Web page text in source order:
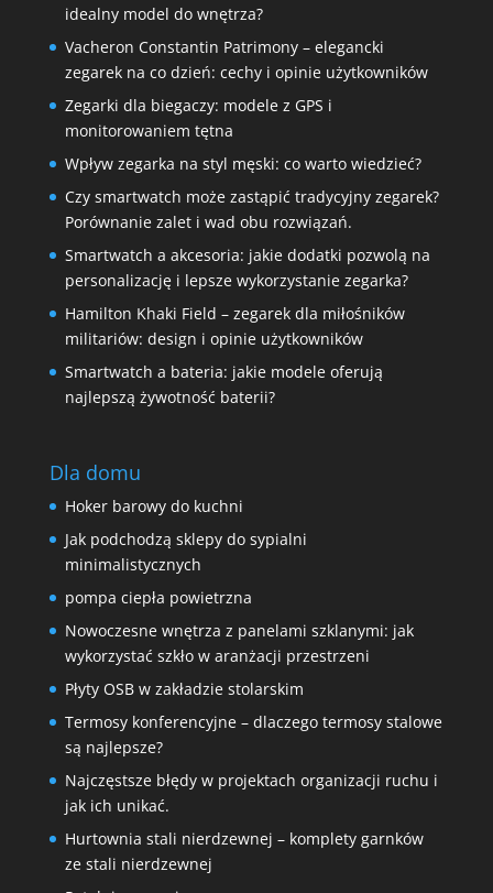
idealny model do wnętrza?
Vacheron Constantin Patrimony – elegancki
zegarek na co dzień: cechy i opinie użytkowników
Zegarki dla biegaczy: modele z GPS i
monitorowaniem tętna
Wpływ zegarka na styl męski: co warto wiedzieć?
Czy smartwatch może zastąpić tradycyjny zegarek?
Porównanie zalet i wad obu rozwiązań.
Smartwatch a akcesoria: jakie dodatki pozwolą na
personalizację i lepsze wykorzystanie zegarka?
Hamilton Khaki Field – zegarek dla miłośników
militariów: design i opinie użytkowników
Smartwatch a bateria: jakie modele oferują
najlepszą żywotność baterii?
Dla domu
Hoker barowy do kuchni
Jak podchodzą sklepy do sypialni
minimalistycznych
pompa ciepła powietrzna
Nowoczesne wnętrza z panelami szklanymi: jak
wykorzystać szkło w aranżacji przestrzeni
Płyty OSB w zakładzie stolarskim
Termosy konferencyjne – dlaczego termosy stalowe
są najlepsze?
Najczęstsze błędy w projektach organizacji ruchu i
jak ich unikać.
Hurtownia stali nierdzewnej – komplety garnków
ze stali nierdzewnej